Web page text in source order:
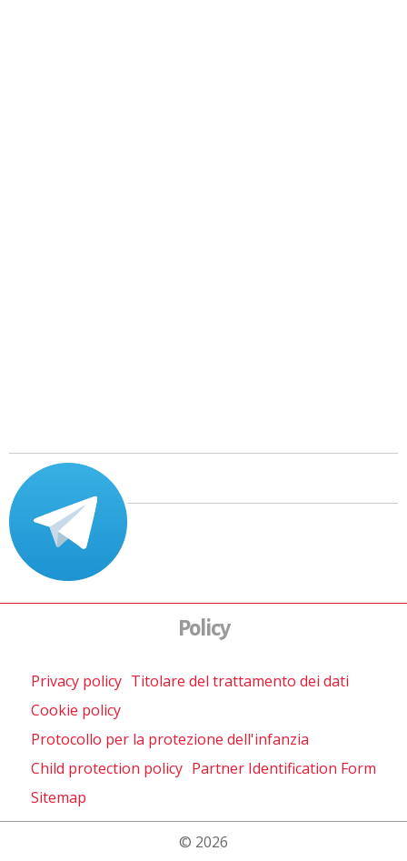
Policy
Privacy policy Titolare del trattamento dei dati
Cookie policy
Protocollo per la protezione dell'infanzia
Child protection policy Partner Identification Form
Sitemap
© 2026